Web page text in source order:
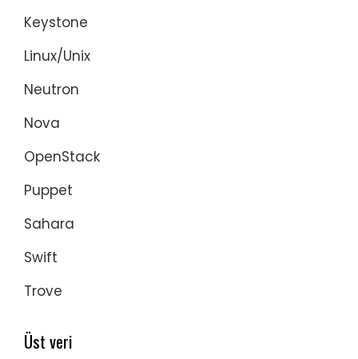
Keystone
Linux/Unix
Neutron
Nova
OpenStack
Puppet
Sahara
Swift
Trove
Üst veri